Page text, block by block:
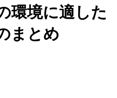
環境に適した
まとめ